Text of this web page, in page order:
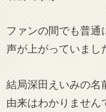
ファンの間でも普通
声が上がっていまし
結局深田えいみの名
由来はわかりません